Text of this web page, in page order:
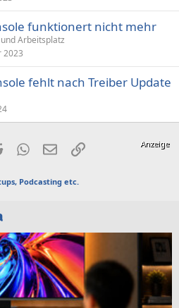
funktionert nicht mehr
Arbeitsplatz
2023
fehlt nach Treiber Update
RedditWhatsApp
E-MailLink
Podcasting etc.